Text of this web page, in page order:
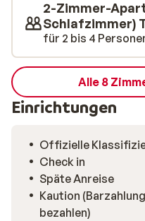
2-Zimmer-
Schlafzimmer)
für 2 bis 4
Alle 8
Einrichtungen
Offizielle
Check in
Späte Anreise
Kaution
bezahlen)